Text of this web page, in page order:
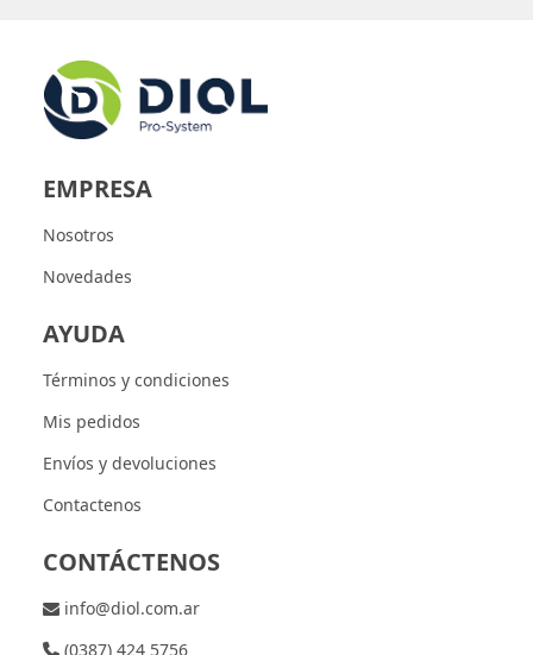
EMPRESA
Nosotros
Novedades
AYUDA
Términos y condiciones
Mis pedidos
Envíos y devoluciones
Contactenos
CONTÁCTENOS
info@diol.com.ar
(0387) 424 5756